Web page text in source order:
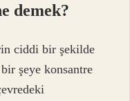
demek?
ciddi bir şekilde
şeye konsantre